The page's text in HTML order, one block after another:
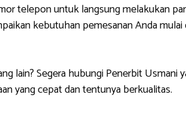
telepon untuk langsung melakukan
kebutuhan pemesanan Anda
lain? Segera hubungi Penerbit Usmani
yang cepat dan tentunya berkualitas.